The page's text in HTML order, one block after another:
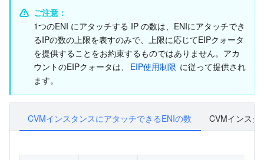
VPN Connections
Private Link
Elastic IP
Global Application Acceleration Platform
Cloud DNS Resolution
Tencent Cloud Enterprise Drive
Stream Compute Service
Data Lake Compute
Tencent Cloud TCHouse-C
Tencent Cloud TCHouse-D
Tencent Cloud TCHouse-P
Text To Speech
Automatic Speech Recognition
機械翻訳
Optical Character Recognition
Face Fusion
Tencent Cloud AI Digital Human
eKYC
AI プラットホーム製品
Tencent Cloud TI-ONE Platform
Intelligent Music Platform
テンセントのビッグモデル
Tencent Cloud Agent Development Platform
LLM Knowledge Engine Basic API
Image Creation Large Model
IoT Hub
Message Queue
TDMQ for CKafka
コミュニケーション
ご注意：
1つのENI にアタッチする IP の数は、ENIにアタッチでき
るIPの数の上限を表すのみで、上限に応じてEIPクォータ
を提供することをお約束するものではありません。アカ
ウントのEIPクォータは、
EIP使用制限 に従って提供され
ます。
CVMインスタンスにアタッチできるENIの数 CVMインスタ